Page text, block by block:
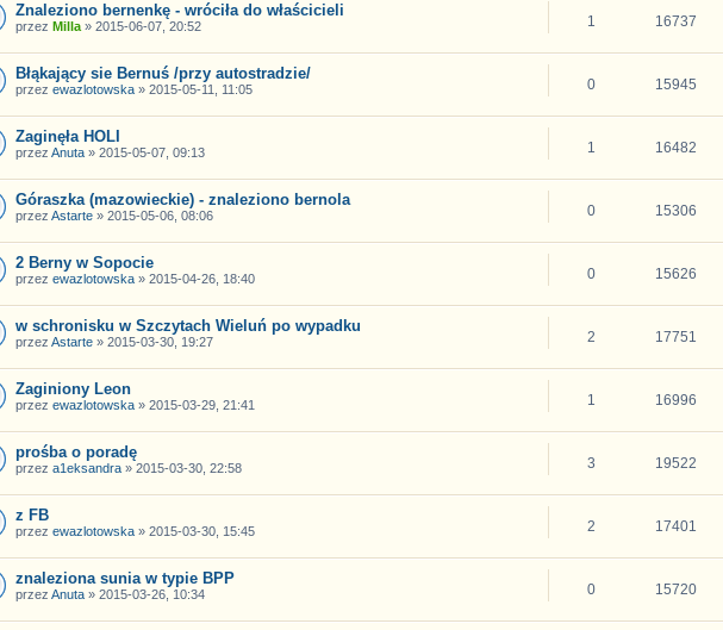
Znaleziono bernenkę - wróciła do właścicieli
przez Milla» 2015-06-07, 20:52 1 16737
Błąkający sie Bernuś /przy autostradzie/
przez ewazlotowska» 2015-05-11, 11:05 0 15945
Zaginęła HOLI
przez Anuta» 2015-05-07, 09:13 1 16482
Góraszka (mazowieckie) - znaleziono bernola
przez Astarte» 2015-05-06, 08:06 0 15306
2 Berny w Sopocie
przez ewazlotowska» 2015-04-26, 18:40 0 15626
w schronisku w Szczytach Wieluń po wypadku
przez Astarte» 2015-03-30, 19:27 2 17751
Zaginiony Leon
przez ewazlotowska» 2015-03-29, 21:41 1 16996
prośba o poradę
przez a1eksandra» 2015-03-30, 22:58 3 19522
z FB
przez ewazlotowska» 2015-03-30, 15:45 2 17401
znaleziona sunia w typie BPP
przez Anuta» 2015-03-26, 10:34 0 15720